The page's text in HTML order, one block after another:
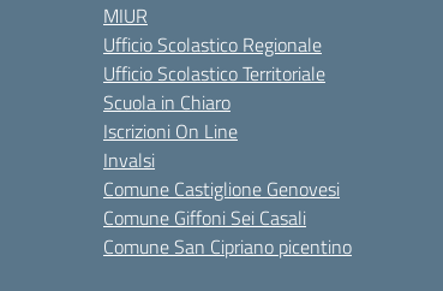
MIUR
Ufficio Scolastico Regionale
Ufficio Scolastico Territoriale
Scuola in Chiaro
Iscrizioni On Line
Invalsi
Comune Castiglione Genovesi
Comune Giffoni Sei Casali
Comune San Cipriano picentino